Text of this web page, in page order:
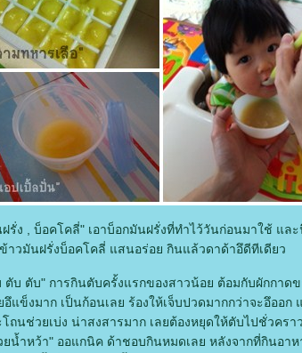
รั่ง , บ็อคโคลี่" เอาบ็อกมันฝรั่งที่ทำไว้วันก่อนมาใช้ แล
าวมันฝรั่งบ็อคโคลี่ แสนอร่อย กินแล้วดาด้าอึดีทีเดียว
ตับ ตับ" การกินตับครั้งแรกของสาวน้อย ต้อมกับผักกาด
อึแข็งมาก เป็นก้อนเลย ร้องให้เจ็บปวดมากกว่าจะอึออ
โถนช่วยเบ่ง น่าสงสารมาก เลยต้องหยุดให้ตับไปชั่วคร
ยน้ำหว้า" ออแกนิค ด้าชอบกินหมดเลย หลังจากที่กินอาห